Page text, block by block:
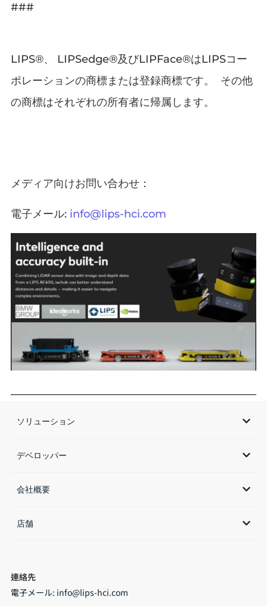
###
LIPS®、 LIPSedge®及びLIPFace®はLIPSコー
ポレーションの商標または登録商標です。 その他
の商標はそれぞれの所有者に帰属します。
メディア向けお問い合わせ：
電子メール: info@lips-hci.com
ソリューション
デベロッパー
会社概要
店舗​
連絡先
電子メール: info@lips-hci.com